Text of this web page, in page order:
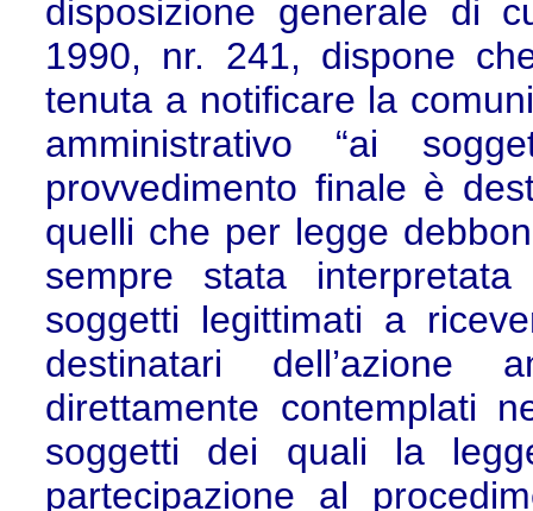
disposizione generale di
1990, nr. 241, dispone
tenuta a notificare la
amministrativo “ai
provvedimento finale è
quelli che per legge
sempre stata
soggetti legittimati a
destinatari dell’azione
direttamente contemplati
soggetti dei quali la
partecipazione al